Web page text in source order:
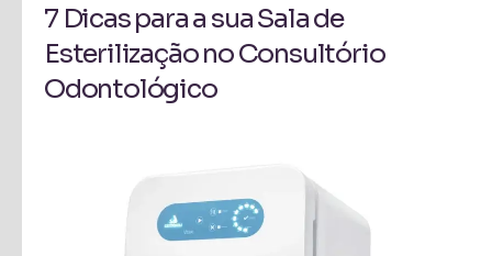
7 Dicas para a sua Sala de
Esterilização no Consultório
Odontológico